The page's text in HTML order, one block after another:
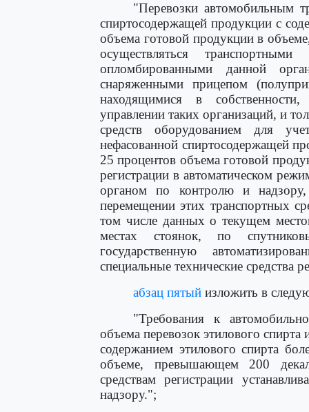
"Перевозки автомобильным
спиртосодержащей продукции с
объема готовой продукции в
осуществляться
опломбированными данной
снаряженными прицепом
находящимися в
управлении таких организаций, и
средств оборудованием для
нефасованной спиртосодержащей
25 процентов объема готовой
регистрации в автоматическом
органом по контролю и
перемещении этих транспортных
том числе данных о текущем
местах стоянок, по
государственную
специальные технические средства
абзац пятый изложить в
"Требования к
объема перевозок этилового
содержанием этилового спирта
объеме, превышающем 200
средствам регистрации
надзору.";